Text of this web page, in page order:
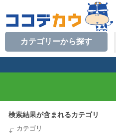
カテゴリーから探す
検索結果が含まれるカテゴリ
カテゴリ